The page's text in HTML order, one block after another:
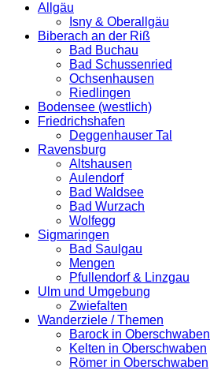
Allgäu
Isny & Oberallgäu
Biberach an der Riß
Bad Buchau
Bad Schussenried
Ochsenhausen
Riedlingen
Bodensee (westlich)
Friedrichshafen
Deggenhauser Tal
Ravensburg
Altshausen
Aulendorf
Bad Waldsee
Bad Wurzach
Wolfegg
Sigmaringen
Bad Saulgau
Mengen
Pfullendorf & Linzgau
Ulm und Umgebung
Zwiefalten
Wanderziele / Themen
Barock in Oberschwaben
Kelten in Oberschwaben
Römer in Oberschwaben